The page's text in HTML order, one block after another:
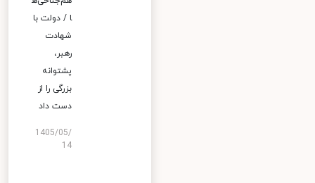
ا / دولت با
شهادت
رهبر،
پشتوانه
بزرگی را از
دست داد
1405/05/
14